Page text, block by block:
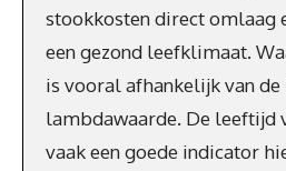
stookkosten direct omlaag
een gezond leefklimaat.
is vooral afhankelijk van de
lambdawaarde. De leeftijd
vaak een goede indicator